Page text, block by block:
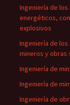
Ingeniería de
energéticos,
explosivos
Ingeniería de
mineros y obras
Ingeniería de
Ingeniería de
Ingeniería de